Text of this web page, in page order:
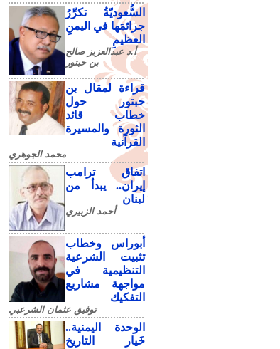
السُّعوديّةُ تكرِّرُ
جرائمَها في اليمنِ
العظيمِ
أ.د عبدالعزيز صالح
بن حبتور
قراءة لمقال بن
حبتور حول
خطاب قائد
الثورة والمسيرة
القرآنية
محمد الجوهري
اتفاق ترامب
إيران.. يبدأ من
لبنان
أحمد الزبيري
أبوراس وخطاب
تثبيت الشرعية
التنظيمية في
مواجهة مشاريع
التفكيك
توفيق عثمان الشرعبي
الوحدة اليمنية..
خَيار التاريخ